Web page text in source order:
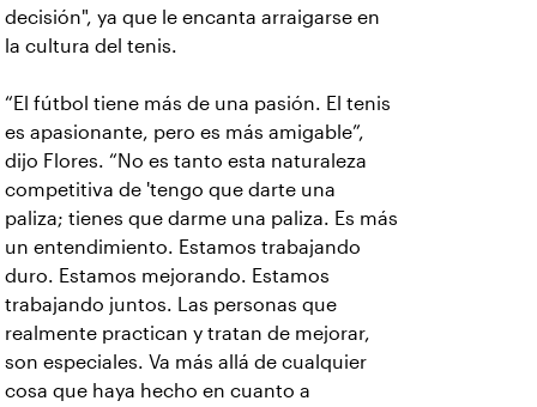
decisión", ya que le encanta arraigarse en
la cultura del tenis.
“El fútbol tiene más de una pasión. El tenis
es apasionante, pero es más amigable”,
dijo Flores. “No es tanto esta naturaleza
competitiva de 'tengo que darte una
paliza; tienes que darme una paliza. Es más
un entendimiento. Estamos trabajando
duro. Estamos mejorando. Estamos
trabajando juntos. Las personas que
realmente practican y tratan de mejorar,
son especiales. Va más allá de cualquier
cosa que haya hecho en cuanto a